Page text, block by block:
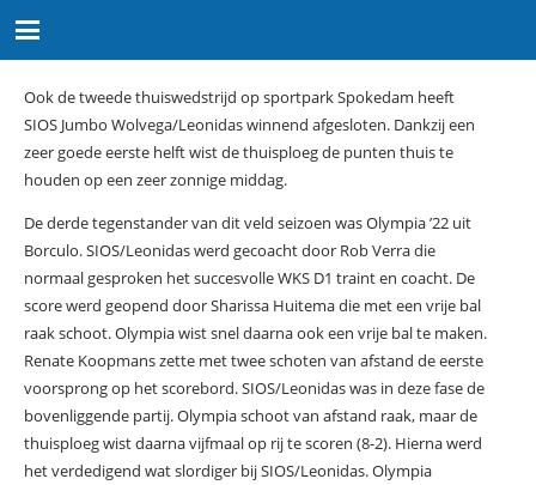
Ook de tweede thuiswedstrijd op sportpark Spokedam heeft
SIOS Jumbo Wolvega/Leonidas winnend afgesloten. Dankzij een
zeer goede eerste helft wist de thuisploeg de punten thuis te
houden op een zeer zonnige middag.
De derde tegenstander van dit veld seizoen was Olympia ’22 uit
Borculo. SIOS/Leonidas werd gecoacht door Rob Verra die
normaal gesproken het succesvolle WKS D1 traint en coacht. De
score werd geopend door Sharissa Huitema die met een vrije bal
raak schoot. Olympia wist snel daarna ook een vrije bal te maken.
Renate Koopmans zette met twee schoten van afstand de eerste
voorsprong op het scorebord. SIOS/Leonidas was in deze fase de
bovenliggende partij. Olympia schoot van afstand raak, maar de
thuisploeg wist daarna vijfmaal op rij te scoren (8-2). Hierna werd
het verdedigend wat slordiger bij SIOS/Leonidas. Olympia